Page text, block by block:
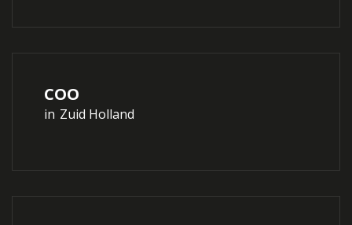
COO
in Zuid Holland